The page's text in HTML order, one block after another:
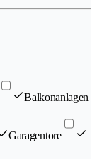
Balkonanlagen
Garagentore